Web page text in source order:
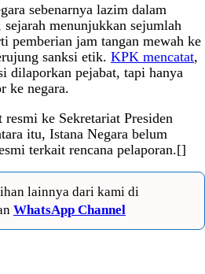
sebenarnya lazim dalam
menunjukkan sejumlah
pemberian jam tangan mewah ke
sanksi etik. KPK mencatat,
dilaporkan pejabat, tapi hanya
ke negara.
ke Sekretariat Presiden
itu, Istana Negara belum
terkait rencana pelaporan.[]
lainnya dari kami di
WhatsApp Channel